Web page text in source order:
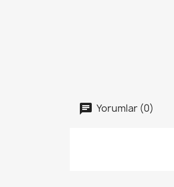
Yorumlar (0)